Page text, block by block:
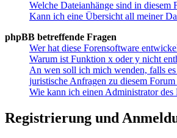
Welche Dateianhänge sind in diesem
Kann ich eine Übersicht all meiner
phpBB betreffende Fragen
Wer hat diese Forensoftware
Warum ist Funktion x oder y nicht
An wen soll ich mich wenden, falls
juristische Anfragen zu diesem
Wie kann ich einen Administrator des
Registrierung und